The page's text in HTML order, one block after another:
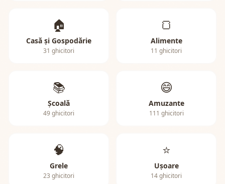
🏠
Casă și Gospodărie
31 ghicitori
🍞
Alimente
11 ghicitori
📚
Școală
49 ghicitori
😄
Amuzante
111 ghicitori
🧠
Grele
23 ghicitori
⭐
Ușoare
14 ghicitori